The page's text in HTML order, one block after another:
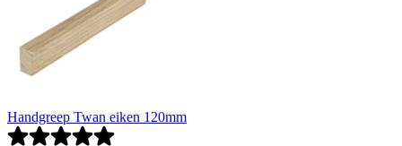
Handgreep Twan eiken 120mm